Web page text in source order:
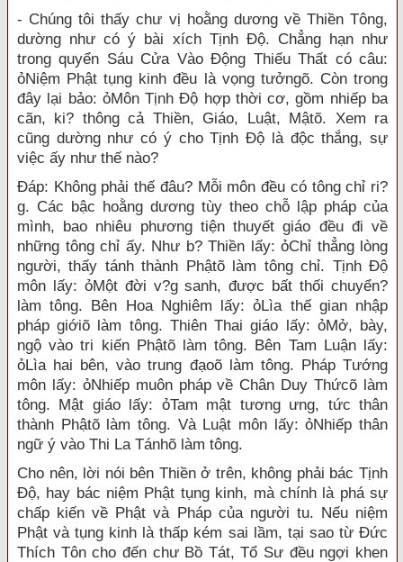
- Chúng tôi thấy chư vị hoằng dương về Thiền Tông,
dường như có ý bài xích Tịnh Độ. Chẳng hạn như
trong quyển Sáu Cửa Vào Động Thiếu Thất có câu:
ỏNiệm Phật tụng kinh đều là vọng tưởngõ. Còn trong
đây lại bảo: ỏMôn Tịnh Độ hợp thời cơ, gồm nhiếp ba
cãn, ki? thông cả Thiền, Giáo, Luật, Mậtõ. Xem ra
cũng dường như có ý cho Tịnh Độ là độc thắng, sự
việc ấy như thế nào?
Đáp: Không phải thế đâu? Mỗi môn đều có tông chỉ ri?
g. Các bậc hoằng dương tùy theo chỗ lập pháp của
mình, bao nhiêu phương tiện thuyết giáo đều đi về
những tông chỉ ấy. Như b? Thiền lấy: ỏChỉ thẳng lòng
người, thấy tánh thành Phậtõ làm tông chỉ. Tịnh Độ
môn lấy: ỏMột đời v?g sanh, được bất thối chuyển?
làm tông. Bên Hoa Nghiêm lấy: ỏLìa thế gian nhập
pháp giớiõ làm tông. Thiên Thai giáo lấy: ỏMở, bày,
ngộ vào tri kiến Phậtõ làm tông. Bên Tam Luận lấy:
ỏLìa hai bên, vào trung đạoõ làm tông. Pháp Tướng
môn lấy: ỏNhiếp muôn pháp về Chân Duy Thứcõ làm
tông. Mật giáo lấy: ỏTam mật tương ưng, tức thân
thành Phậtõ làm tông. Và Luật môn lấy: ỏNhiếp thân
ngữ ý vào Thi La Tánhõ làm tông.
Cho nên, lời nói bên Thiền ở trên, không phải bác Tịnh
Độ, hay bác niệm Phật tụng kinh, mà chính là phá sự
chấp kiến về Phật và Pháp của người tu. Nếu niệm
Phật và tụng kinh là thấp kém sai lầm, tại sao từ Đức
Thích Tôn cho đến chư Bồ Tát, Tổ Sư đều ngợi khen